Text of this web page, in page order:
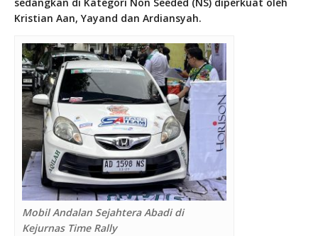
Kristian Aan, Yayand dan Ardiansyah.
Mobil Andalan Sejahtera Abadi di
Kejurnas Time Rally